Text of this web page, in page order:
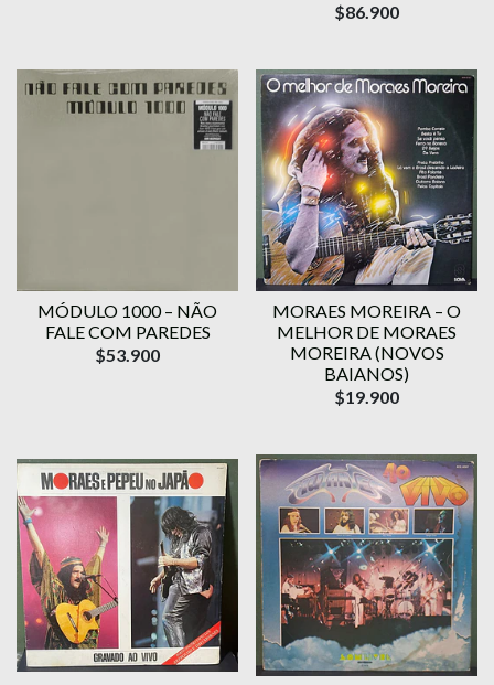
$86.900
MÓDULO 1000 – NÃO
FALE COM PAREDES
$53.900
MORAES MOREIRA – O
MELHOR DE MORAES
MOREIRA (NOVOS
BAIANOS)
$19.900